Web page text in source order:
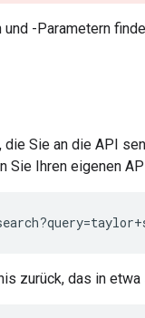
-Parametern
Sie an die API
Sie Ihren eigenen
zurück, das in